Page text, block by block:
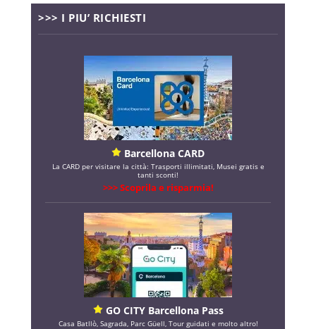
>>> I PIU’ RICHIESTI
Barcellona CARD
La CARD per visitare la città: Trasporti illimitati, Musei gratis e
tanti sconti!
>>> Scoprila e risparmia!
GO CITY Barcellona Pass
Casa Batllò, Sagrada, Parc Güell, Tour guidati e molto altro!